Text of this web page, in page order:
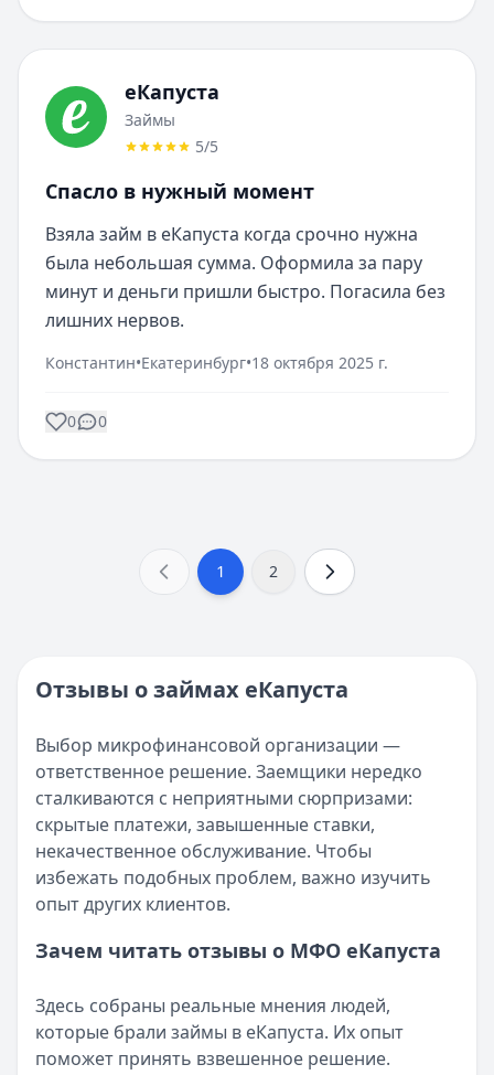
еКапуста
Займы
5/5
Спасло в нужный момент
Взяла займ в еКапуста когда срочно нужна
была небольшая сумма. Оформила за пару
минут и деньги пришли быстро. Погасила без
лишних нервов.
Константин•Екатеринбург•18 октября 2025 г.
0 0
1 2
Отзывы о займах еКапуста
Выбор микрофинансовой организации —
ответственное решение. Заемщики нередко
сталкиваются с неприятными сюрпризами:
скрытые платежи, завышенные ставки,
некачественное обслуживание. Чтобы
избежать подобных проблем, важно изучить
опыт других клиентов.
Зачем читать отзывы о МФО еКапуста
Здесь собраны реальные мнения людей,
которые брали займы в еКапуста. Их опыт
поможет принять взвешенное решение.